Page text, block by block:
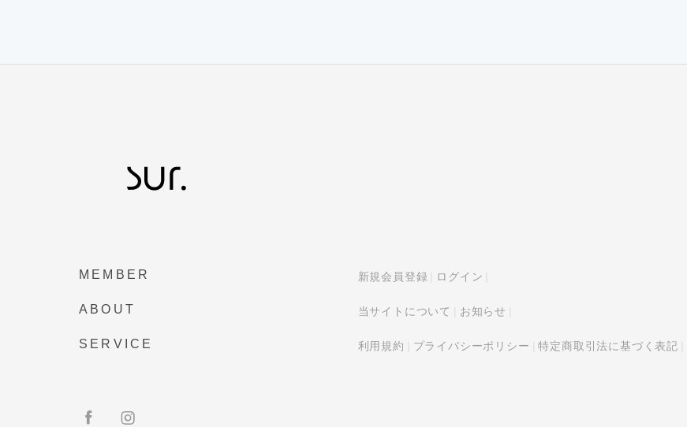
MEMBER 新規会員登録 ログイン
ABOUT 当サイトについて お知らせ
SERVICE 利用規約 プライバシーポリシー 特定商取引法に基づく表記